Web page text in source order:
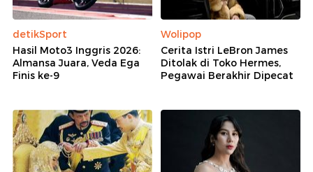
detikSport
Hasil Moto3 Inggris 2026:
Almansa Juara, Veda Ega
Finis ke-9
Wolipop
Cerita Istri LeBron James
Ditolak di Toko Hermes,
Pegawai Berakhir Dipecat